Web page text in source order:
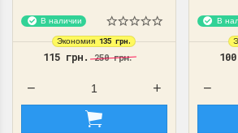
В наличии
Экономия 135 грн.
115 грн.250 грн.
В